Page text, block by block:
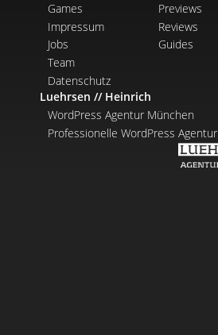
Games
Impressum
Jobs
Team
Datenschutz
Previews
Reviews
Guides
Luehrsen // Heinrich
WordPress Agentur München
Professionelle WordPress Agentur